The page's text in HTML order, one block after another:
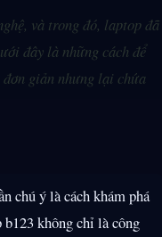
và trong đó, laptop đã
đây là những cách để
giản nhưng lại chứa
chú ý là cách khám phá
không chỉ là công